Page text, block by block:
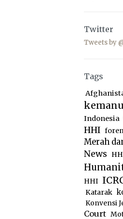
Twitter
Tweets by
Tags
Indonesia
HHI
Merah
News
HHI
Katarak
Konvensi
Court